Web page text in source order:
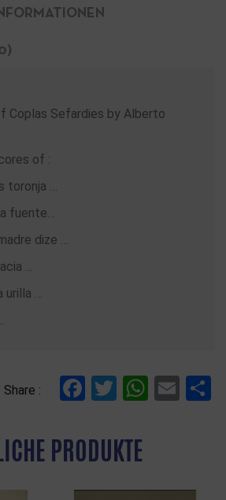
Coplas Sefardies by Alberto
of :
toronja …
fuente…
dize …
…
urilla …
Share : Facebook
Twitter
PRODUKTE